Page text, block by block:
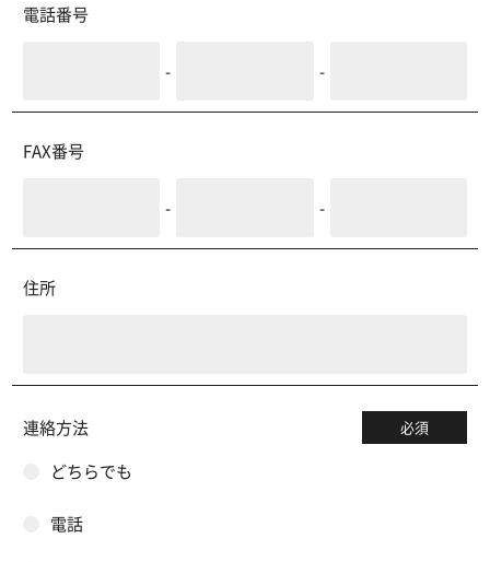
電話番号
- -
FAX番号
- -
住所
連絡方法 必須
どちらでも
電話